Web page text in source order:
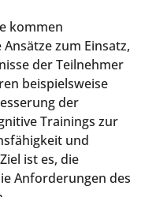
kommen
zum Einsatz,
der Teilnehmer
beispielsweise
der
Trainings zur
und
ist es, die
Anforderungen des